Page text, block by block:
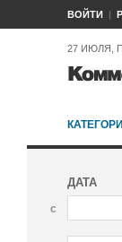
ВОЙТИ
27 ИЮЛЯ,
ДАТА
с